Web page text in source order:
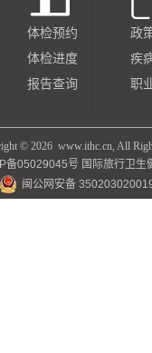
体检预约
体检进度
报告查询
政
疾
职
© 2026 www.ithc.cn, All
备05029045号 国际旅行卫生
闽公网安备